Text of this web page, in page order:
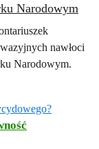
Narodowym
nawłoci
Narodowym.